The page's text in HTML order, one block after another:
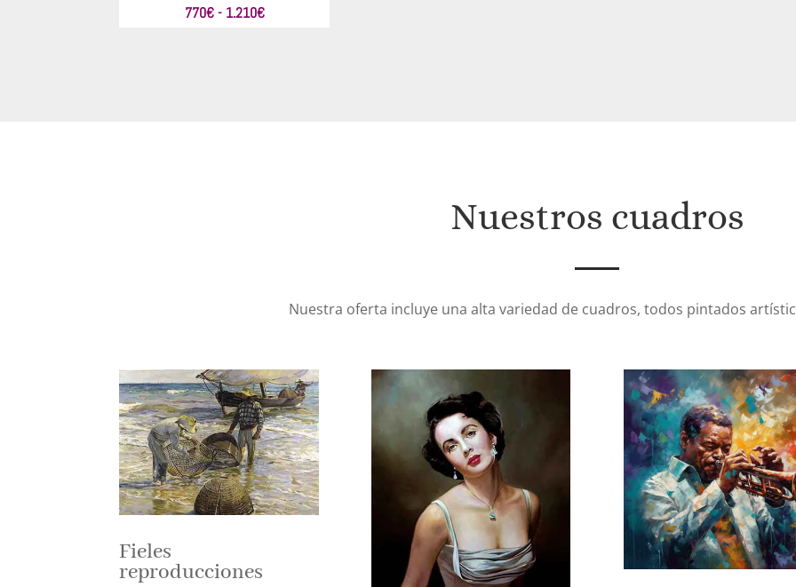
770€- 1.210€Rango
Nuestros cuadros
Nuestra oferta incluye una alta variedad de cuadros, todos pintados
Fieles
reproducciones